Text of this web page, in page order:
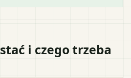
i czego trzeba